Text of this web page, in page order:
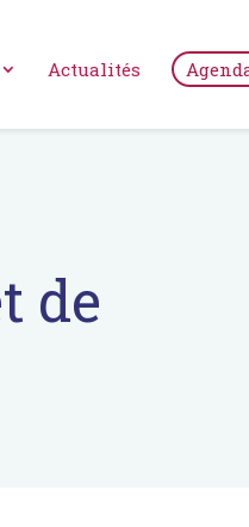
Actualités
de